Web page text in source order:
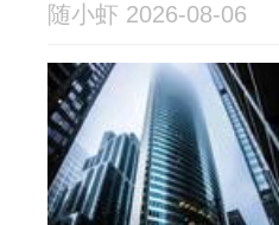
随小虾 2026-08-06